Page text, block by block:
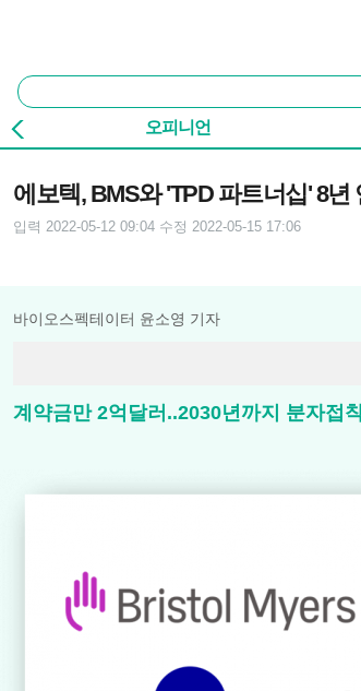
통
합
검
색
오피니언
에보텍, BMS와 'TPD 파트너십' 8년
입력 2022-05-12 09:04 수정 2022-05-15 17:06
바이오스펙테이터 윤소영 기자
계약금만 2억달러..2030년까지 분자